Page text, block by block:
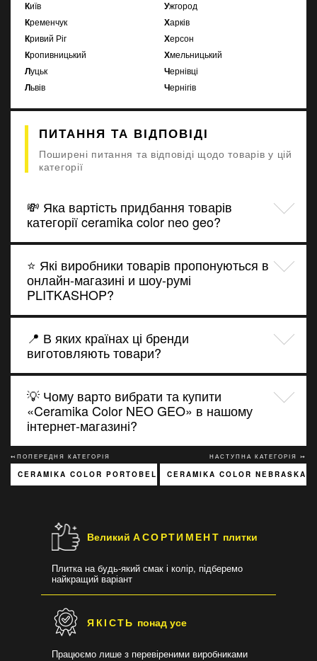
Київ
Кременчук
Кривий Ріг
Кропивницький
Луцьк
Львів
Ужгород
Харків
Херсон
Хмельницький
Чернівці
Чернігів
ПИТАННЯ ТА ВІДПОВІДІ
Поширені питання та відповіді щодо товарів у цій
категорії
💸 Яка вартість придбання товарів
категорії ceramika color neo geo?
⭐ Які виробники товарів пропонуються в
онлайн-магазині и шоу-румі
PLITKASHOP?
📍 В яких країнах ці бренди
виготовляють товари?
💡 Чому варто вибрати та купити
«Ceramika Color NEO GEO» в нашому
інтернет-магазині?
↢ПОПЕРЕДНЯ КАТЕГОРІЯ
CERAMIKA COLOR PORTOBELLO
НАСТУПНА КАТЕГОРІЯ ↣
CERAMIKA COLOR NEBRASKA
ВеликийАСОРТИМЕНТ плитки
Плитка на будь-який смак і колір, підберемо
найкращий варіант
ЯКІСТЬ понад усе
Працюємо лише з перевіреними виробниками